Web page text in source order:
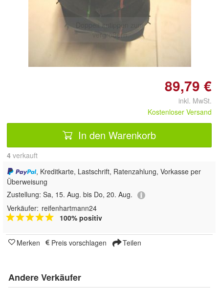
Doppelt antippen zum
vergrößern
89,79 €
inkl. MwSt.
Kostenloser Versand
In den Warenkorb
4 verkauft
, Kreditkarte, Lastschrift, Ratenzahlung, Vorkasse per
Überweisung
Zustellung: Sa, 15. Aug. bis Do, 20. Aug.
Verkäufer: reifenhartmann24
100% positiv
Merken Preis vorschlagen Teilen
Andere Verkäufer